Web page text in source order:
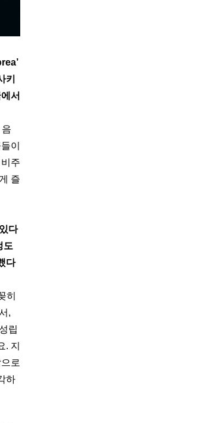
키
서
이
주
즐
다
도
다
히
,
립
. 지
로
하